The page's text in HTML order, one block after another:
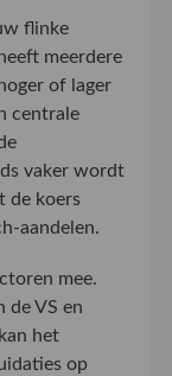
flinke
meerdere
of lager
centrale
vaker wordt
de koers
aandelen.
mee.
de VS en
het
op